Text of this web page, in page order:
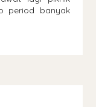
period banyak